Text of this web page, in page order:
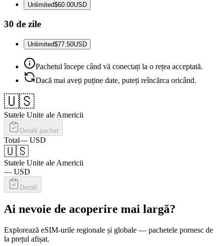
Unlimited$60.00USD
30 de zile
Unlimited$77.50USD
Pachetul începe când vă conectați la o rețea acceptată.
Dacă mai aveți puține date, puteți reîncărca oricând.
🇺🇸
Statele Unite ale Americii
Detalii pachet
Total— USD
🇺🇸
Statele Unite ale Americii
— USD
Detalii
Ai nevoie de acoperire mai largă?
Explorează eSIM-urile regionale și globale — pachetele pornesc de
la prețul afișat.